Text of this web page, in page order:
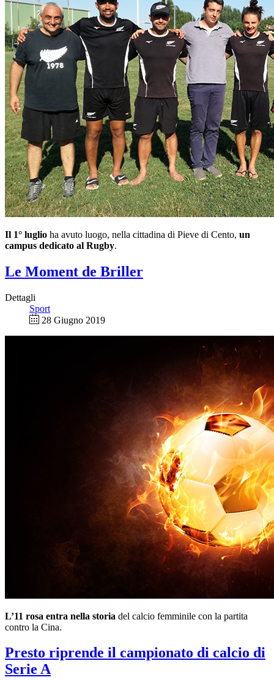
Il 1° luglio ha avuto luogo, nella cittadina di Pieve di Cento, un
campus dedicato al Rugby.
Le Moment de Briller
Dettagli
Sport
28 Giugno 2019
L’11 rosa entra nella storia del calcio femminile con la partita
contro la Cina.
Presto riprende il campionato di calcio di
Serie A